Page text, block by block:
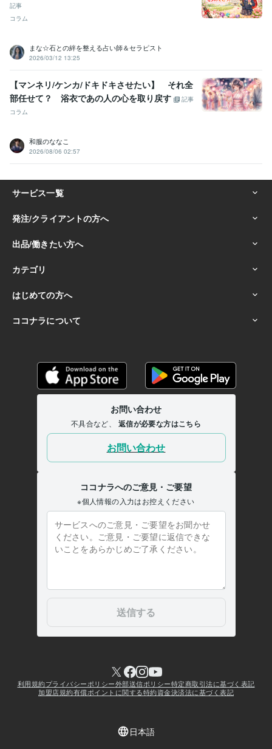
記事
コラム
まな☆石との絆を整える占い師＆セラピスト
2026/03/12 13:25
【マンネリ/ケンカ/ドキドキさせたい】 それ全
部任せて？ 浴衣であの人の心を取り戻す
記事
コラム
和服のななこ
2026/08/06 02:57